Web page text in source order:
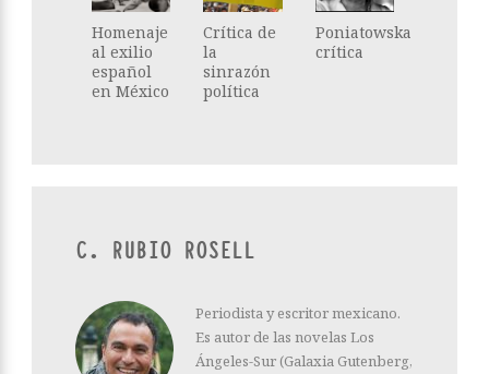
Homenaje
al exilio
español
en México
Crítica de
la
sinrazón
política
Poniatowska
crítica
C. RUBIO ROSELL
Periodista y escritor mexicano.
Es autor de las novelas Los
Ángeles-Sur (Galaxia Gutenberg,